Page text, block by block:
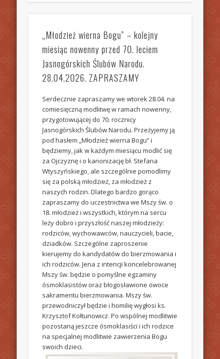
„Młodzież wierna Bogu” – kolejny
miesiąc nowenny przed 70. leciem
Jasnogórskich Ślubów Narodu.
28.04.2026. ZAPRASZAMY
Serdecznie zapraszamy we wtorek 28.04. na
comiesięczną modlitwę w ramach nowenny,
przygotowującej do 70. rocznicy
Jasnogórskich Ślubów Narodu. Przeżyjemy ją
pod hasłem „Młodzież wierna Bogu” i
będziemy, jak w każdym miesiącu modlić się
za Ojczyznę i o kanonizację bł. Stefana
Wtyszyńskiego, ale szczególnie pomodlimy
się za polską młodzież, za młodzież z
naszych rodzin. Dlatego bardzo gorąco
zapraszamy do uczestnictwa we Mszy św. o
18. młodzież i wszystkich, którym na sercu
leży dobro i przyszłość naszej młodzieży:
rodziców, wychowawców, nauczycieli, bacie,
dziadków. Szczególne zaproszenie
kierujemy do kandydatów do bierzmowania i
ich rodziców. Jena z intencji koncelebrowanej
Mszy św. będzie o pomyślne egzaminy
ósmoklasistów oraz błogosławione owoce
sakramentu bierzmowania. Mszy św.
przewodniczył będzie i homilię wygłosi ks.
Krzysztof Kołtunowicz. Po wspólnej modlitwie
pozostaną jeszcze ósmoklasiści i ich rodzice
na specjalnej modlitwie zawierzenia Bogu
swoich dzieci.